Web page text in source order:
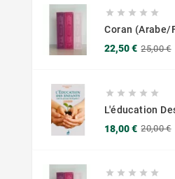
    
22,50 € 25,00 €
    
18,00 € 20,00 €
    